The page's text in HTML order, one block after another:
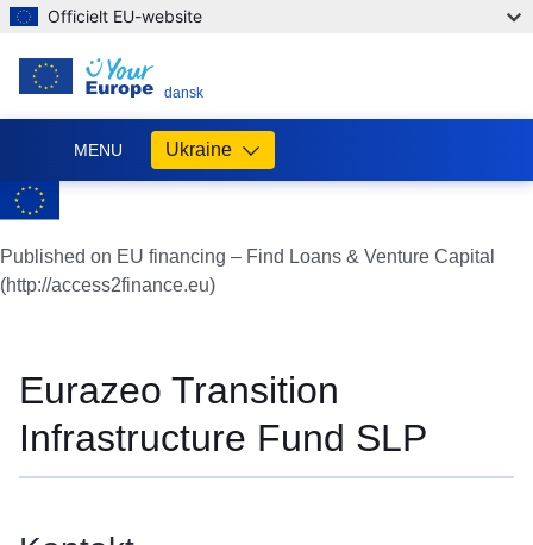
Officielt EU-website
dansk
MENU Ukraine
Україні
з
України,
що
шукають
порятунку
Published on EU financing – Find Loans & Venture Capital
(http://access2finance.eu)
Eurazeo Transition
Infrastructure Fund SLP